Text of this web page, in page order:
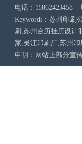
电话：
Keywords：苏州印刷
刷,苏州台历挂历设计
家,吴江印刷厂,苏州印
申明：网站上部分宣